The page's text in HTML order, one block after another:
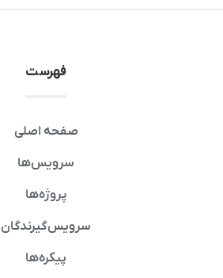
فهرست
صفحه اصلی
سرویس‌ها
پروژه‌ها
سرویس‌گیرندگان
پیکره‌ها